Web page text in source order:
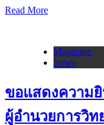
Read More
Magazine
News
ขอแสดงความ
ผู้อำนวยการวิท